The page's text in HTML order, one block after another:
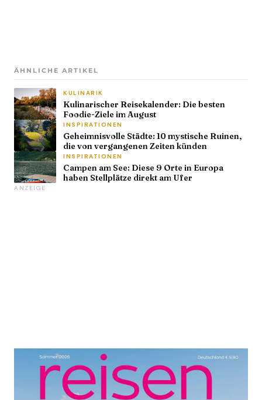
ÄHNLICHE ARTIKEL
KULINARIK
Kulinarischer Reisekalender: Die besten
Foodie-Ziele im August
INSPIRATIONEN
Geheimnisvolle Städte: 10 mystische Ruinen,
die von vergangenen Zeiten künden
INSPIRATIONEN
Campen am See: Diese 9 Orte in Europa
haben Stellplätze direkt am Ufer
ANZEIGE